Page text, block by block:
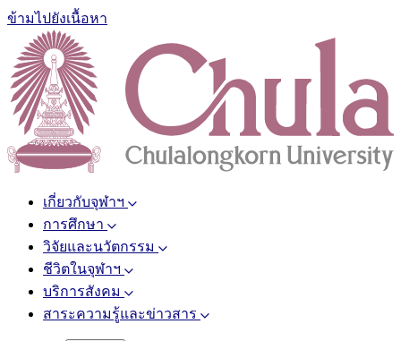
ข้ามไปยังเนื้อหา
เกี่ยวกับจุฬาฯ
การศึกษา
วิจัยและนวัตกรรม
ชีวิตในจุฬาฯ
บริการสังคม
สาระความรู้และข่าวสาร